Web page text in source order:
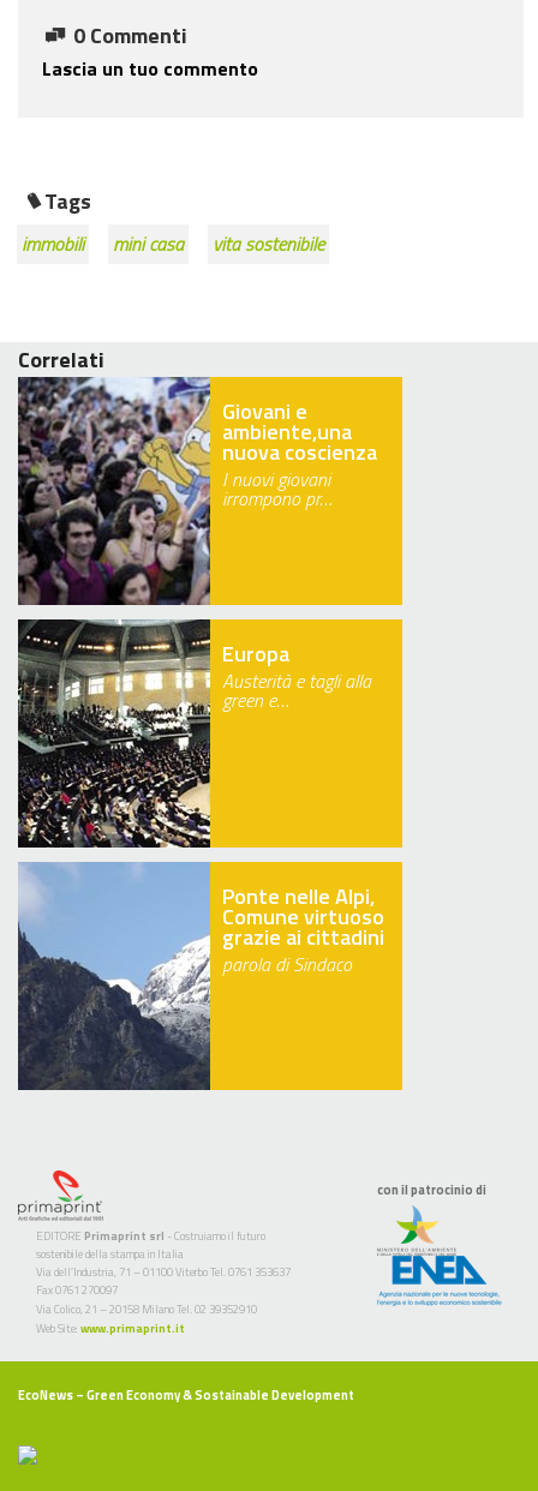
0 Commenti
Lascia un tuo commento
Tags
immobili mini casa vita sostenibile
Correlati
Giovani e
ambiente,una
nuova coscienza
I nuovi giovani
irrompono pr…
Europa
Austerità e tagli alla
green e…
Ponte nelle Alpi,
Comune virtuoso
grazie ai cittadini
parola di Sindaco
EDITORE Primaprint srl - Costruiamo il futuro
sostenibile della stampa in Italia
Via dell’Industria, 71 – 01100 Viterbo Tel. 0761 353637
Fax 0761 270097
Via Colico, 21 – 20158 Milano Tel. 02 39352910
Web Site: www.primaprint.it
con il patrocinio di
EcoNews– Green Economy & Sostainable Development